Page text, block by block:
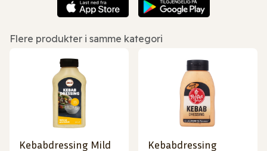
Flere produkter i samme kategori
Kebabdressing Mild
Kebabdressing